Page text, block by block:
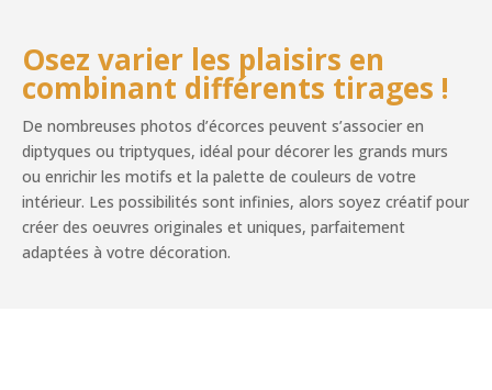
Osez varier les plaisirs en
combinant différents tirages !
De nombreuses photos d’écorces peuvent s’associer en
diptyques ou triptyques, idéal pour décorer les grands murs
ou enrichir les motifs et la palette de couleurs de votre
intérieur. Les possibilités sont infinies, alors soyez créatif pour
créer des oeuvres originales et uniques, parfaitement
adaptées à votre décoration.